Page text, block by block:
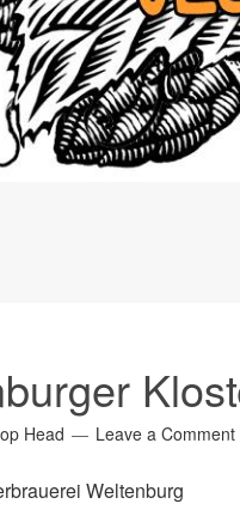
Head Leave a Comment
Weltenburg